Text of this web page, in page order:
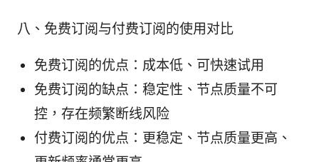
八、免费订阅与付费订阅的使用对比
免费订阅的优点：成本低、可快速试用
免费订阅的缺点：稳定性、节点质量不可
控，存在频繁断线风险
付费订阅的优点：更稳定、节点质量更高、